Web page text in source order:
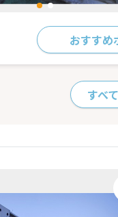
おすすめ
すべ